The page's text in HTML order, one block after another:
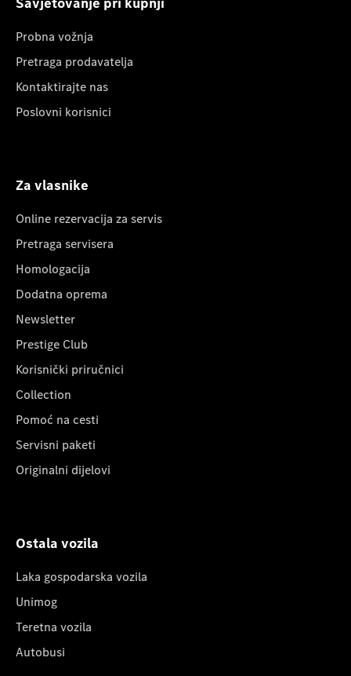
Probna vožnja
Pretraga prodavatelja
Kontaktirajte nas
Poslovni korisnici
Za vlasnike
Online rezervacija za servis
Pretraga servisera
Homologacija
Dodatna oprema
Newsletter
Prestige Club
Korisnički priručnici
Collection
Pomoć na cesti
Servisni paketi
Originalni dijelovi
Ostala vozila
Laka gospodarska vozila
Unimog
Teretna vozila
Autobusi